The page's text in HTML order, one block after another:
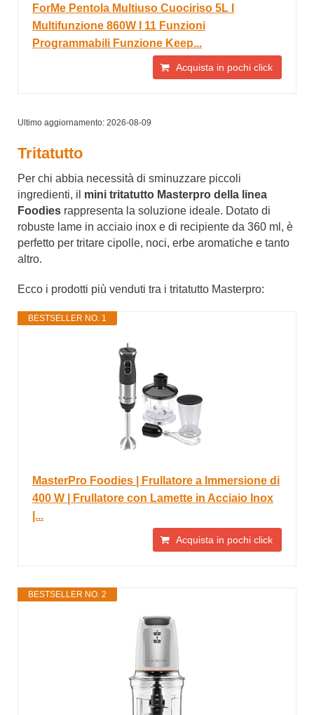
ForMe Pentola Multiuso Cuociriso 5L I
Multifunzione 860W I 11 Funzioni
Programmabili Funzione Keep...
Acquista in pochi click
Ultimo aggiornamento: 2026-08-09
Tritatutto
Per chi abbia necessità di sminuzzare piccoli
ingredienti, il mini tritatutto Masterpro della linea
Foodies rappresenta la soluzione ideale. Dotato di
robuste lame in acciaio inox e di recipiente da 360 ml, è
perfetto per tritare cipolle, noci, erbe aromatiche e tanto
altro.
Ecco i prodotti più venduti tra i tritatutto Masterpro:
BESTSELLER NO. 1
MasterPro Foodies | Frullatore a Immersione di
400 W | Frullatore con Lamette in Acciaio Inox
|...
Acquista in pochi click
BESTSELLER NO. 2